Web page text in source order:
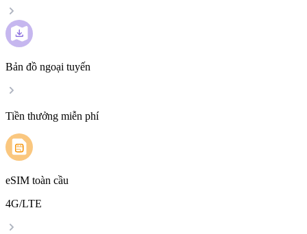
Bản đồ ngoại tuyến
Tiền thưởng miễn phí
eSIM toàn cầu
4G/LTE